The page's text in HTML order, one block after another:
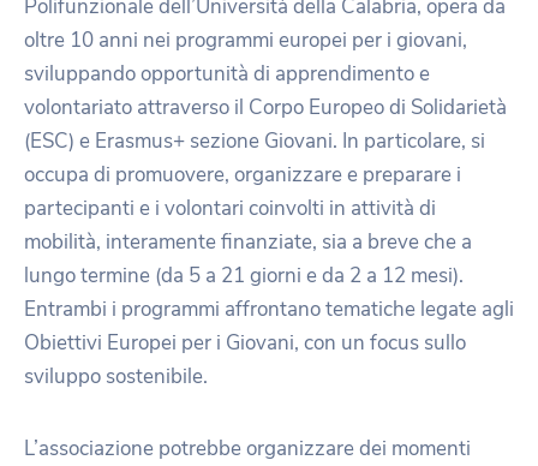
Polifunzionale dell’Università della Calabria, opera da
oltre 10 anni nei programmi europei per i giovani,
sviluppando opportunità di apprendimento e
volontariato attraverso il Corpo Europeo di Solidarietà
(ESC) e Erasmus+ sezione Giovani. In particolare, si
occupa di promuovere, organizzare e preparare i
partecipanti e i volontari coinvolti in attività di
mobilità, interamente finanziate, sia a breve che a
lungo termine (da 5 a 21 giorni e da 2 a 12 mesi).
Entrambi i programmi affrontano tematiche legate agli
Obiettivi Europei per i Giovani, con un focus sullo
sviluppo sostenibile.
L’associazione potrebbe organizzare dei momenti